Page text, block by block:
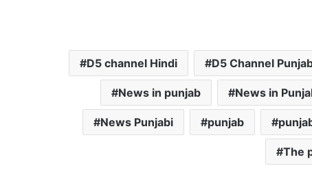
D5 channel Hindi D5 Channel
News in punjab News in
News Punjabi punjab
The